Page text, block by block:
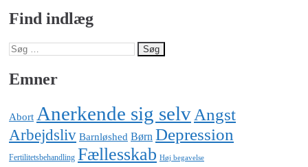
Find indlæg
Søg
efter:
Emner
Abort Anerkende sig selv Angst
Arbejdsliv Barnløshed Børn Depression
Fertilitetsbehandling Fællesskab Høj begavelse